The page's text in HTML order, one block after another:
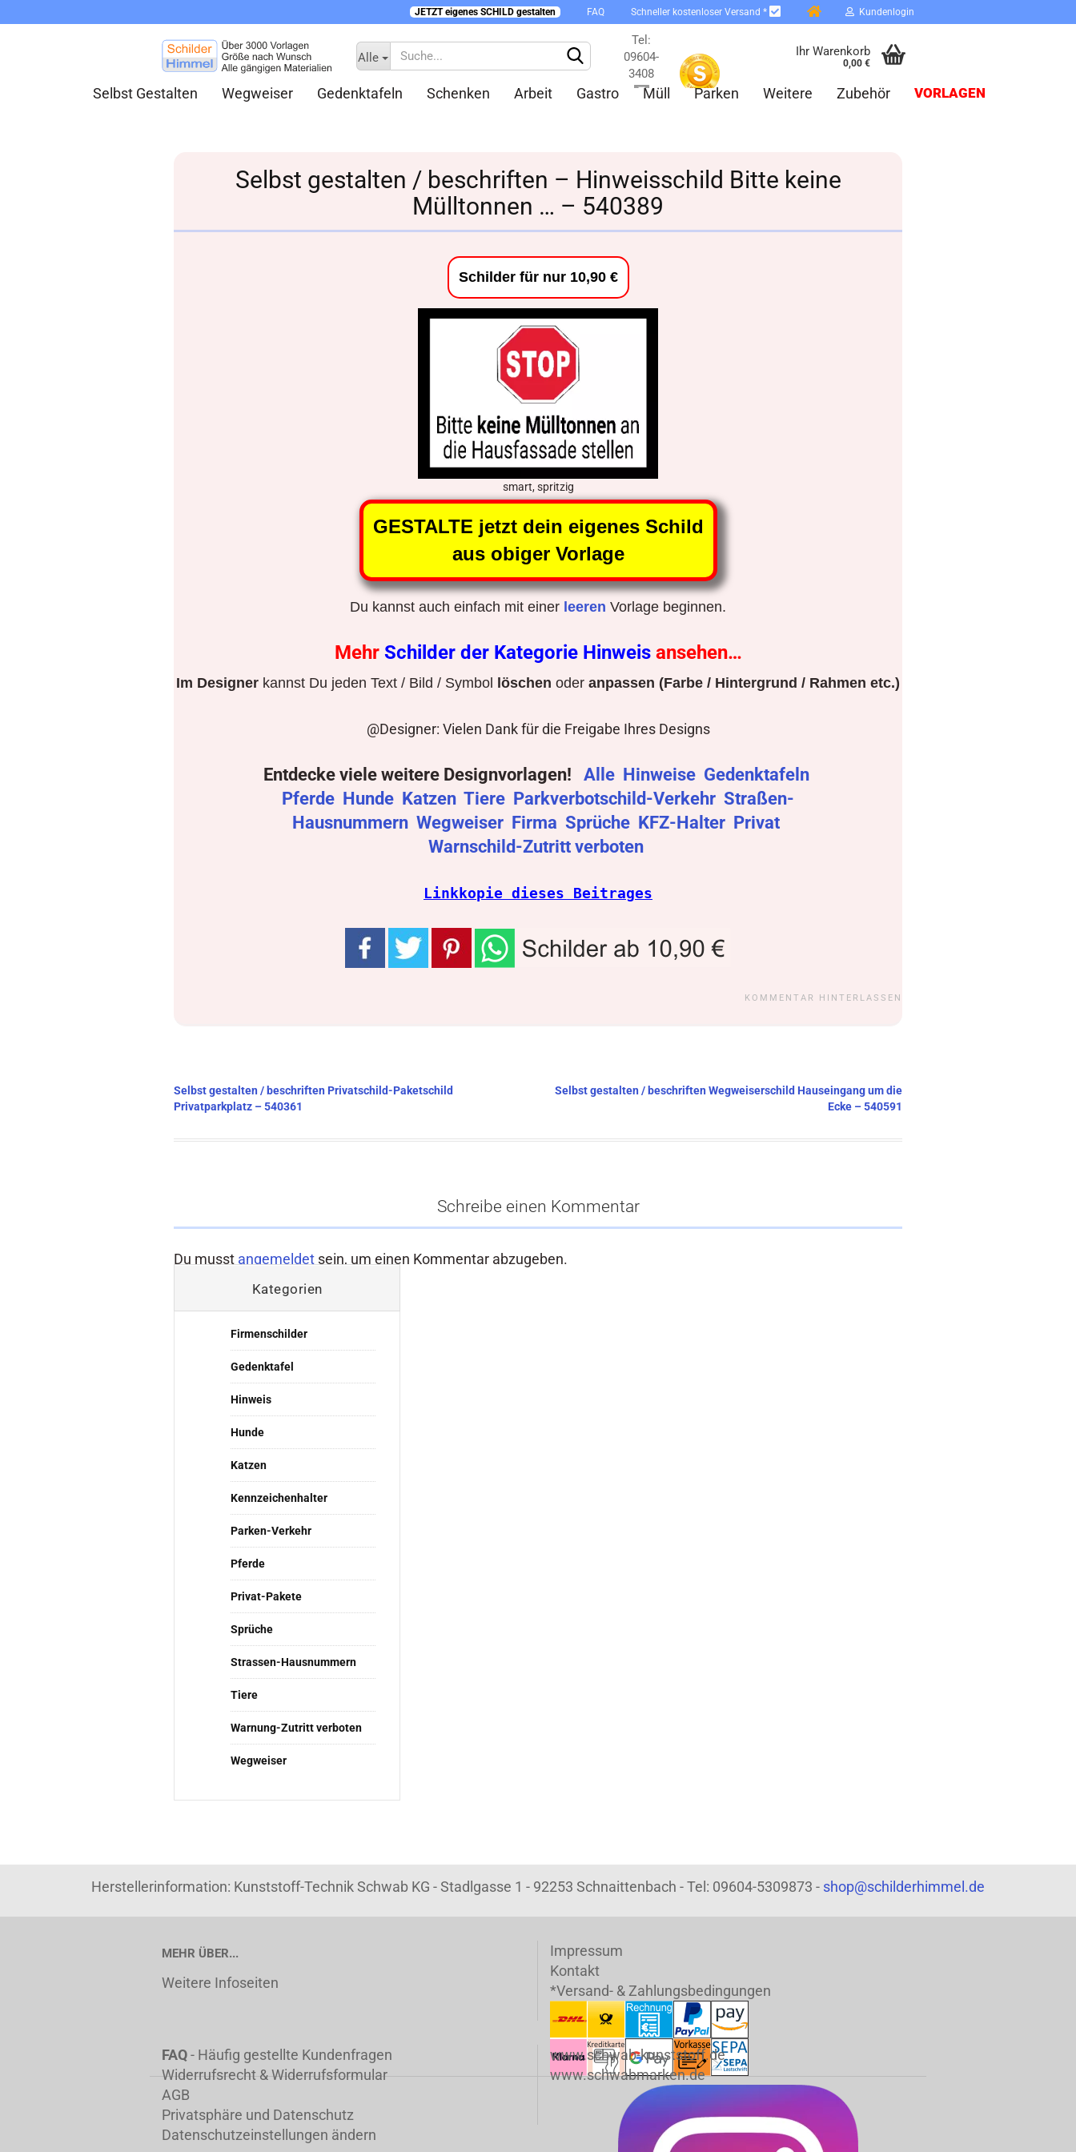
JETZT eigenes SCHILD gestalten FAQ Schneller kostenloser Versand * Kundenlogin
Konto erstellen
Alle
Tel:
09604-
3408
Ihr Warenkorb
0,00 €
Selbst Gestalten Wegweiser Gedenktafeln Schenken Arbeit Gastro Müll Parken Weitere Zubehör VORLAGEN
Selbst gestalten / beschriften – Hinweisschild Bitte keine
Mülltonnen … – 540389
Schilder für nur 10,90 €
smart, spritzig
GESTALTE jetzt dein eigenes Schild
aus obiger Vorlage
Du kannst auch einfach mit einer leeren Vorlage beginnen.
Mehr Schilder der Kategorie Hinweis ansehen…
Im Designer kannst Du jeden Text / Bild / Symbol löschen oder anpassen (Farbe / Hintergrund / Rahmen etc.)
@Designer: Vielen Dank für die Freigabe Ihres Designs
Entdecke viele weitere Designvorlagen! Alle Hinweise Gedenktafeln
Pferde Hunde Katzen Tiere Parkverbotschild-Verkehr Straßen-
Hausnummern Wegweiser Firma Sprüche KFZ-Halter Privat
Warnschild-Zutritt verboten
Linkkopie dieses Beitrages
KOMMENTAR HINTERLASSEN
Beitragsnavigation
Selbst gestalten / beschriften Privatschild-Paketschild
Privatparkplatz – 540361
Selbst gestalten / beschriften Wegweiserschild Hauseingang um die
Ecke – 540591
Schreibe einen Kommentar
Du musst angemeldet sein, um einen Kommentar abzugeben.
Kategorien
Firmenschilder
Gedenktafel
Hinweis
Hunde
Katzen
Kennzeichenhalter
Parken-Verkehr
Pferde
Privat-Pakete
Sprüche
Strassen-Hausnummern
Tiere
Warnung-Zutritt verboten
Wegweiser
Herstellerinformation: Kunststoff-Technik Schwab KG - Stadlgasse 1 - 92253 Schnaittenbach - Tel: 09604-5309873 - shop@schilderhimmel.de
MEHR ÜBER...
Weitere Infoseiten
Impressum
Kontakt
*Versand- & Zahlungsbedingungen
FAQ- Häufig gestellte Kundenfragen
Widerrufsrecht & Widerrufsformular
AGB
Privatsphäre und Datenschutz
Datenschutzeinstellungen ändern
www.schwab-kunststoff.de
www.schwabmarken.de